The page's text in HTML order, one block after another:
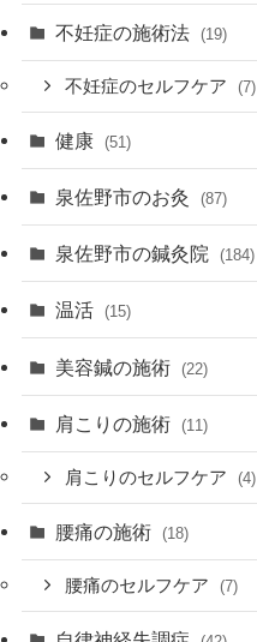
不妊症の施術法 (19)
不妊症のセルフケア (7)
健康 (51)
泉佐野市のお灸 (87)
泉佐野市の鍼灸院 (184)
温活 (15)
美容鍼の施術 (22)
肩こりの施術 (11)
肩こりのセルフケア (4)
腰痛の施術 (18)
腰痛のセルフケア (7)